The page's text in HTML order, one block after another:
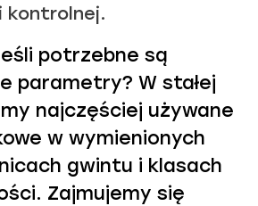
kontrolnej.
potrzebne są
parametry? W stałej
najczęściej używane
w wymienionych
gwintu i klasach
Zajmujemy się